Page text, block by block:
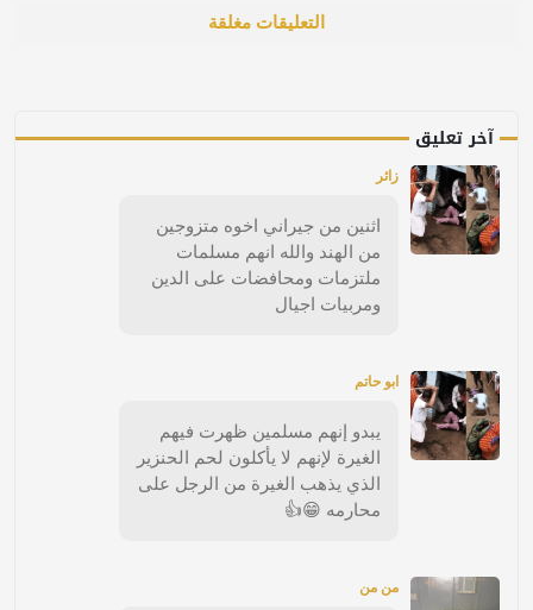
التعليقات مغلقة
آخر تعليق
زائر
اثنين من جيراني اخوه متزوجين
من الهند والله انهم مسلمات
ملتزمات ومحافضات على الدين
ومربيات اجيال
ابو حاتم
يبدو إنهم مسلمين ظهرت فيهم
الغيرة لإنهم لا يأكلون لحم الحنزير
الذي يذهب الغيرة من الرجل على
محارمه 😁👍
من من